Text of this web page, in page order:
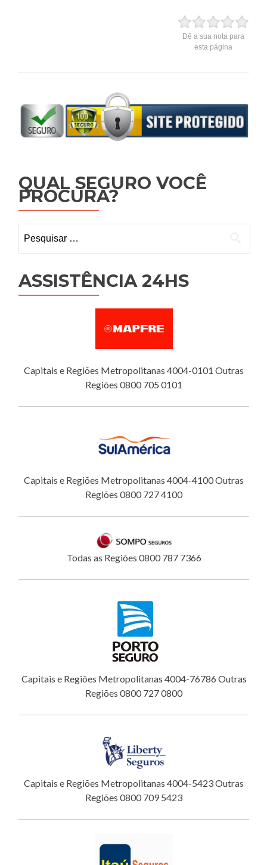
Dê a sua nota para
esta página
QUAL SEGURO VOCÊ
PROCURA?
por:
ASSISTÊNCIA 24HS
Capitais e Regiões Metropolitanas 4004-0101 Outras
Regiões 0800 705 0101
Capitais e Regiões Metropolitanas 4004-4100 Outras
Regiões 0800 727 4100
Todas as Regiões 0800 787 7366
Capitais e Regiões Metropolitanas 4004-76786 Outras
Regiões 0800 727 0800
Capitais e Regiões Metropolitanas 4004-5423 Outras
Regiões 0800 709 5423